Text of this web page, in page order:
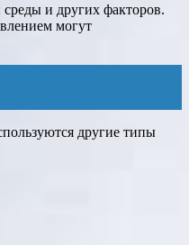
и других факторов.
могут
другие типы